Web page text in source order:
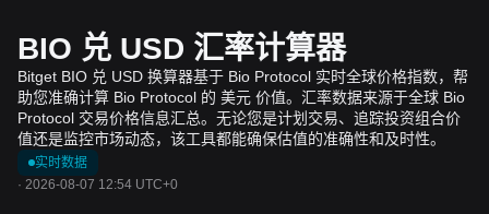
BIO 兑 USD 汇率计算器
Bitget BIO 兑 USD 换算器基于 Bio Protocol 实时全球价格指数，帮
助您准确计算 Bio Protocol 的 美元 价值。汇率数据来源于全球 Bio
Protocol 交易价格信息汇总。无论您是计划交易、追踪投资组合价
值还是监控市场动态，该工具都能确保估值的准确性和及时性。
实时数据
· 2026-08-07 12:54 UTC+0